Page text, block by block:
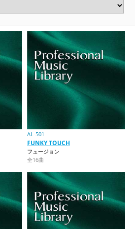
AL-501
FUNKY TOUCH
フュージョン
全16曲